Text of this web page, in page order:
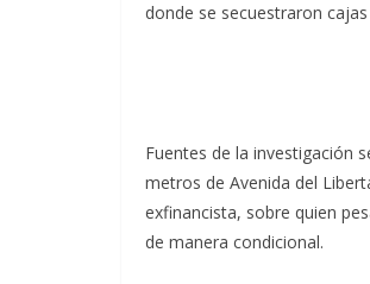
donde se secuestraron
Fuentes de la investigación
metros de Avenida del
exfinancista, sobre quien
de manera condicional.